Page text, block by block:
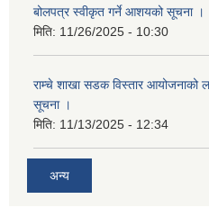
बोलपत्र स्वीकृत गर्ने आशयको सूचना ।
मिति: 11/26/2025 - 10:30
राम्चे शाखा सडक विस्तार आयोजनाको
सूचना ।
मिति: 11/13/2025 - 12:34
अन्य